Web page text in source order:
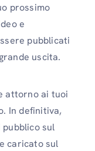
prossimo
e
pubblicati
uscita.
attorno ai tuoi
In definitiva,
sul
caricato sul